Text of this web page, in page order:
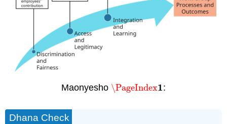
Maonyesho \PageIndex1
\PageIndex1:
Dhana Check